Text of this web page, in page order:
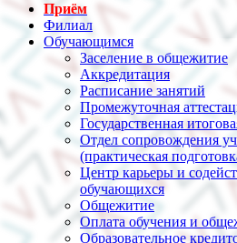
Приём
Филиал
Обучающимся
Заселение в общежитие
Аккредитация
Расписание занятий
Промежуточная
Государственная
Отдел сопровождения
(практическая
Центр карьеры и
обучающихся
Общежитие
Оплата обучения и
Образовательное